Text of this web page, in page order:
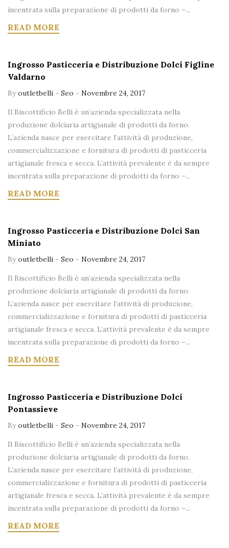
incentrata sulla preparazione di prodotti da forno –...
READ MORE
Ingrosso Pasticceria e Distribuzione Dolci Figline
Valdarno
Byoutletbelli - Seo - Novembre 24, 2017
Il Biscottificio Belli è un’azienda specializzata nella
produzione dolciaria artigianale di prodotti da forno.
L’azienda nasce per esercitare l’attività di produzione,
commercializzazione e fornitura di prodotti di pasticceria
artigianale fresca e secca. L’attività prevalente è da sempre
incentrata sulla preparazione di prodotti da forno –...
READ MORE
Ingrosso Pasticceria e Distribuzione Dolci San
Miniato
Byoutletbelli - Seo - Novembre 24, 2017
Il Biscottificio Belli è un’azienda specializzata nella
produzione dolciaria artigianale di prodotti da forno.
L’azienda nasce per esercitare l’attività di produzione,
commercializzazione e fornitura di prodotti di pasticceria
artigianale fresca e secca. L’attività prevalente è da sempre
incentrata sulla preparazione di prodotti da forno –...
READ MORE
Ingrosso Pasticceria e Distribuzione Dolci
Pontassieve
Byoutletbelli - Seo - Novembre 24, 2017
Il Biscottificio Belli è un’azienda specializzata nella
produzione dolciaria artigianale di prodotti da forno.
L’azienda nasce per esercitare l’attività di produzione,
commercializzazione e fornitura di prodotti di pasticceria
artigianale fresca e secca. L’attività prevalente è da sempre
incentrata sulla preparazione di prodotti da forno –...
READ MORE